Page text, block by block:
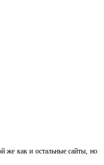
же как и остальные сайты, но